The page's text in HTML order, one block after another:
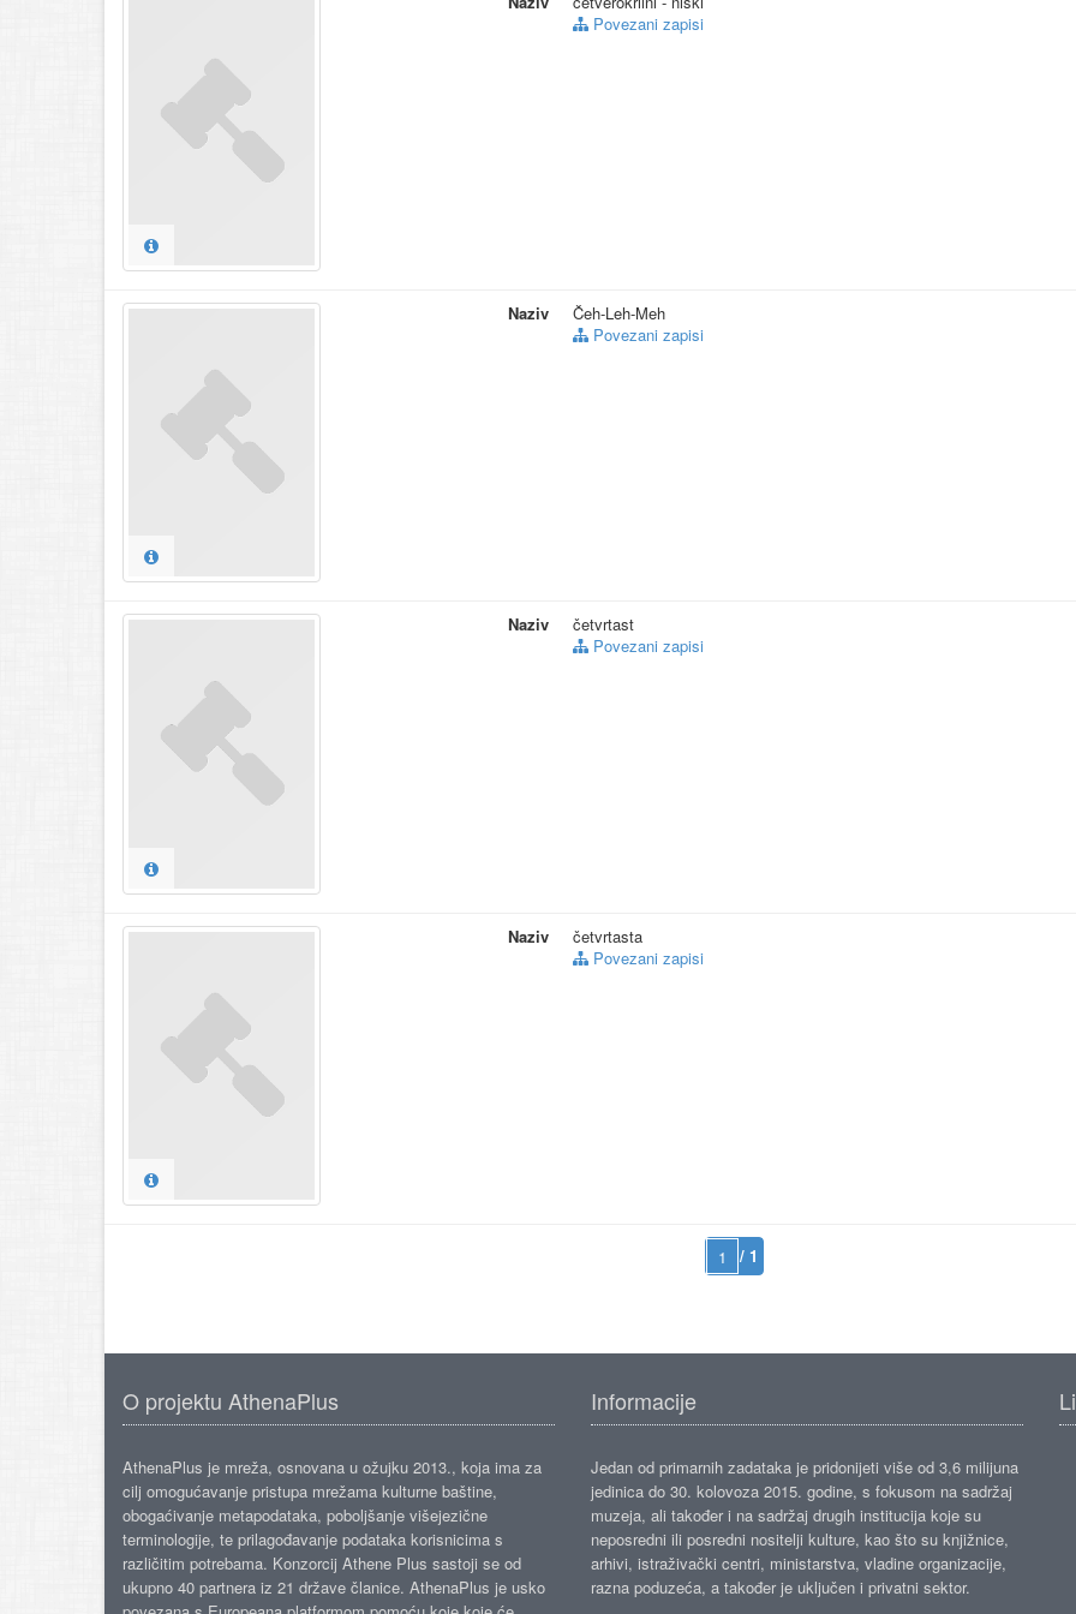
Povezani zapisi
Naziv
Čeh-Leh-Meh
Povezani zapisi
Naziv
četvrtast
Povezani zapisi
Naziv
četvrtasta
Povezani zapisi
/ 1
O projektu AthenaPlus
AthenaPlus je mreža, osnovana u ožujku 2013., koja ima za
cilj omogućavanje pristupa mrežama kulturne baštine,
obogaćivanje metapodataka, poboljšanje višejezične
terminologije, te prilagođavanje podataka korisnicima s
različitim potrebama. Konzorcij Athene Plus sastoji se od
ukupno 40 partnera iz 21 države članice. AthenaPlus je usko
Informacije
Jedan od primarnih zadataka je pridonijeti više od 3,6 milijuna
jedinica do 30. kolovoza 2015. godine, s fokusom na sadržaj
muzeja, ali također i na sadržaj drugih institucija koje su
neposredni ili posredni nositelji kulture, kao što su knjižnice,
arhivi, istraživački centri, ministarstva, vladine organizacije,
razna poduzeća, a također je uključen i privatni sektor.